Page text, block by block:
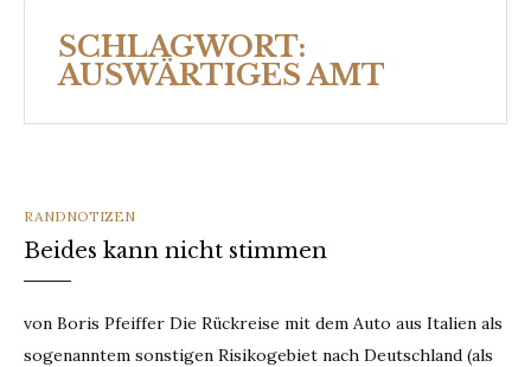
SCHLAGWORT:
AUSWÄRTIGES AMT
CATEGORIES
RANDNOTIZEN
Beides kann nicht stimmen
von Boris Pfeiffer Die Rückreise mit dem Auto aus Italien als
sogenanntem sonstigen Risikogebiet nach Deutschland (als